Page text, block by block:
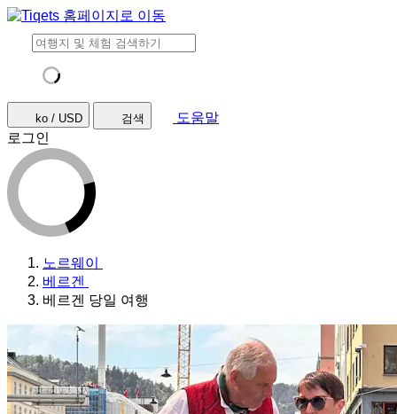
ko / USD 검색
도움말
로그인
노르웨이
베르겐
베르겐 당일 여행